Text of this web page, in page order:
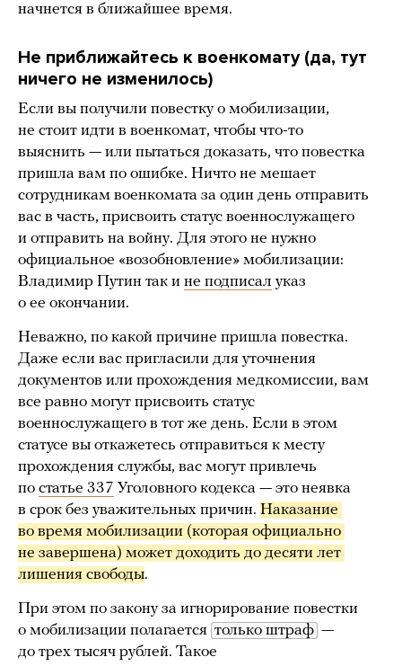
начнется в ближайшее время.
Не приближайтесь к военкомату (да, тут
ничего не изменилось)
Если вы получили повестку о мобилизации,
не стоит идти в военкомат, чтобы что-то
выяснить — или пытаться доказать, что повестка
пришла вам по ошибке. Ничто не мешает
сотрудникам военкомата за один день отправить
вас в часть, присвоить статус военнослужащего
и отправить на войну. Для этого не нужно
официальное «возобновление» мобилизации:
Владимир Путин так и не подписал указ
о ее окончании.
Неважно, по какой причине пришла повестка.
Даже если вас пригласили для уточнения
документов или прохождения медкомиссии, вам
все равно могут присвоить статус
военнослужащего в тот же день. Если в этом
статусе вы откажетесь отправиться к месту
прохождения службы, вас могут привлечь
по статье 337 Уголовного кодекса — это неявка
в срок без уважительных причин. Наказание
во время мобилизации (которая официально
не завершена) может доходить до десяти лет
лишения свободы.
При этом по закону за игнорирование повестки
о мобилизации полагается только штраф —
до трех тысяч рублей. Такое